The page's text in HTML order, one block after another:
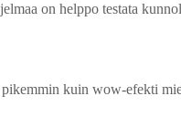
on helppo testata
kuin wow-efekti